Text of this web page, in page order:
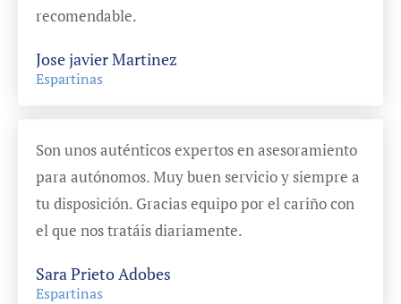
recomendable.
Jose javier Martinez
Espartinas
Son unos auténticos expertos en asesoramiento
para autónomos. Muy buen servicio y siempre a
tu disposición. Gracias equipo por el cariño con
el que nos tratáis diariamente.
Sara Prieto Adobes
Espartinas